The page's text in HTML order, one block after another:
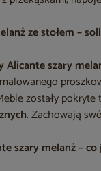
ze stołem –
szary
zostały
. Zachowają
szary melanż –